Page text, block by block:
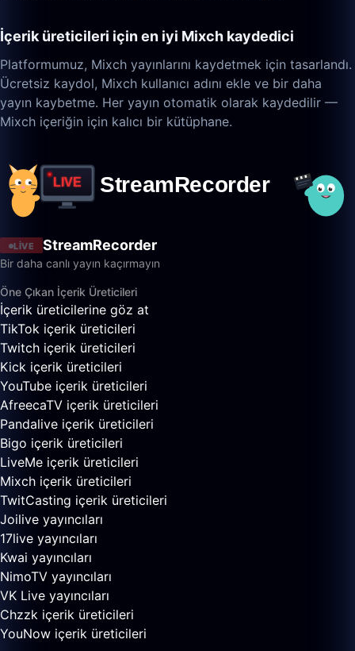
İçerik üreticileri için en iyi Mixch kaydedici
Platformumuz, Mixch yayınlarını kaydetmek için tasarlandı.
Ücretsiz kaydol, Mixch kullanıcı adını ekle ve bir daha
yayın kaybetme. Her yayın otomatik olarak kaydedilir —
Mixch içeriğin için kalıcı bir kütüphane.
LIVE StreamRecorder
Bir daha canlı yayın kaçırmayın
Öne Çıkan İçerik Üreticileri
İçerik üreticilerine göz at
TikTok içerik üreticileri
Twitch içerik üreticileri
Kick içerik üreticileri
YouTube içerik üreticileri
AfreecaTV içerik üreticileri
Pandalive içerik üreticileri
Bigo içerik üreticileri
LiveMe içerik üreticileri
Mixch içerik üreticileri
TwitCasting içerik üreticileri
Joilive yayıncıları
17live yayıncıları
Kwai yayıncıları
NimoTV yayıncıları
VK Live yayıncıları
Chzzk içerik üreticileri
YouNow içerik üreticileri